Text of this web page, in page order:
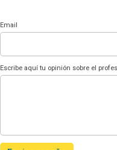
Email
Escribe aquí tu opinión sobre el